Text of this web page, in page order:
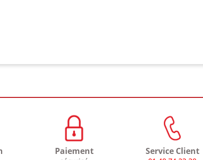
Paiement Service Client